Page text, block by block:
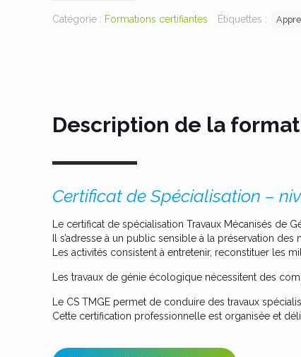
Catégorie : Formations certifiantes Étiquettes :
Description de la
Certificat de Spécialisation –
Le certificat de spécialisation Travaux Mécanisés de
Il s’adresse à un public sensible à la préservation
Les activités consistent à entretenir, reconstituer les
Les travaux de génie écologique nécessitent des
Le CS TMGE permet de conduire des travaux
Cette certification professionnelle est organisée et